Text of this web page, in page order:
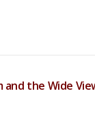
and the Wide